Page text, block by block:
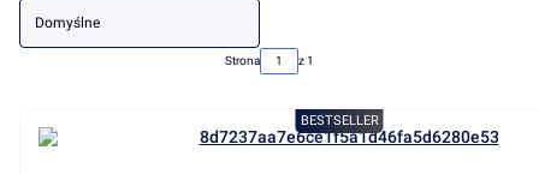
Domyślne
Strona z 1
BESTSELLER